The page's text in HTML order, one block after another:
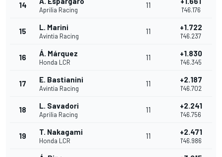
14
Aprilia Racing
11
1'46.176
15 L. Marini
Avintia Racing
11 +1.722
1'46.237
16 Á. Márquez
Honda LCR
11 +1.830
1'46.345
17 E. Bastianini
Avintia Racing
11 +2.187
1'46.702
18 L. Savadori
Aprilia Racing
11 +2.241
1'46.756
19 T. Nakagami
Honda LCR
11 +2.471
1'46.986